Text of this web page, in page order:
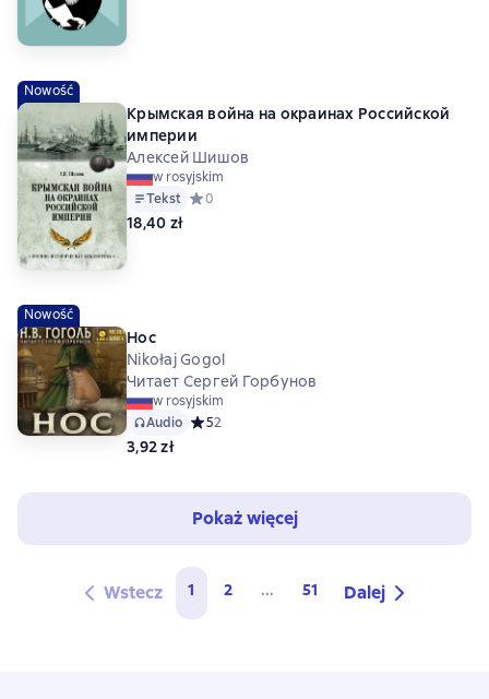
Nowość
Крымская война на окраинах Российской
империи
Алексей Шишов
w rosyjskim
Tekst Средний рейтинг 0 на основе 0 оценок
0
18,40 zł
Nowość
Нос
Nikołaj Gogol
Читает Сергей Горбунов
w rosyjskim
Audio Средний рейтинг 5 на основе 2 оценок
52
3,92 zł
Pokaż więcej
Wstecz 1 2 ... 51 Dalej